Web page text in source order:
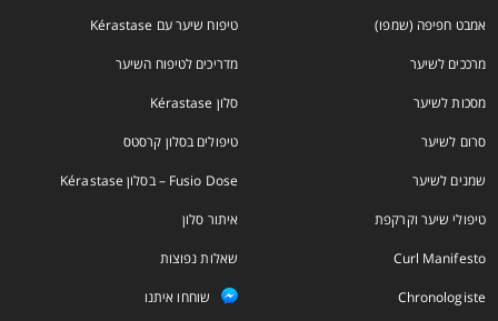
אמבט חפיפה (שמפו)
מרככים לשיער
מסכות לשיער
סרום לשיער
שמנים לשיער
טיפולי שיער וקרקפת
Curl Manifesto
Chronologiste
טיפוח שיער עם Kérastase
מדריכים לטיפוח השיער
סלון Kérastase
טיפולים בסלון קרסטס
Fusio Dose – בסלון Kérastase
איתור סלון
שאלות נפוצות
שוחחו איתנו